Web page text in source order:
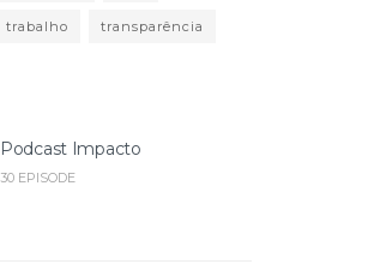
trabalho transparência
Podcast Impacto
30 EPISODE